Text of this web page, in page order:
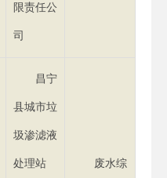
限责任公
司
昌宁
县城市垃
圾渗滤液
处理站 废水综